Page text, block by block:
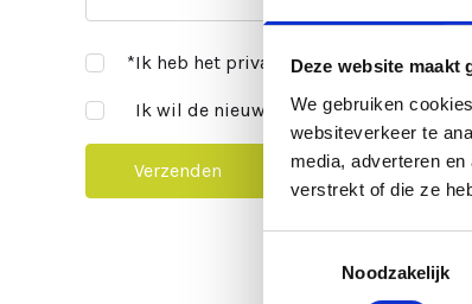
Deze website maakt
We gebruiken
websiteverkeer te
media, adverteren
verstrekt of die ze
Noodzakelijk
*Ik heb het privacy statement gelezen.
Ik wil de nieuwsbrief en speciale
Verzenden